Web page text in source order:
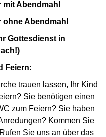
mit Abendmahl
ohne Abendmahl
Gottesdienst in
Feiern:
trauen lassen, Ihr Kind
Sie benötigen einen
zum Feiern? Sie haben
Kommen Sie
Sie uns an über das